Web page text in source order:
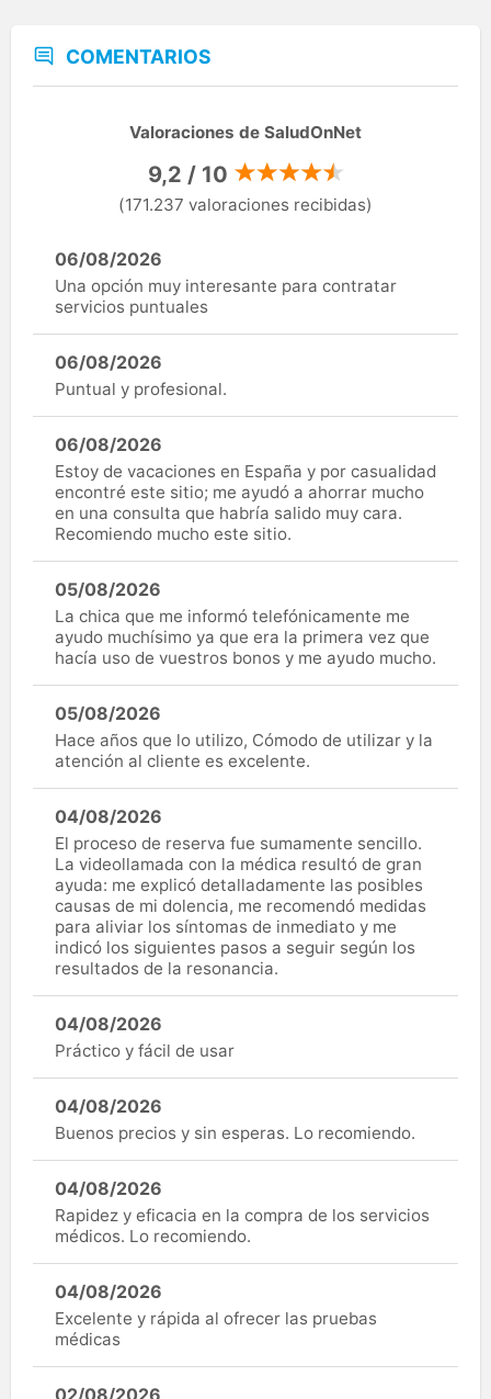
COMENTARIOS
Valoraciones de SaludOnNet
9,2 / 10
(171.237 valoraciones recibidas)
06/08/2026
Una opción muy interesante para contratar
servicios puntuales
06/08/2026
Puntual y profesional.
06/08/2026
Estoy de vacaciones en España y por casualidad
encontré este sitio; me ayudó a ahorrar mucho
en una consulta que habría salido muy cara.
Recomiendo mucho este sitio.
05/08/2026
La chica que me informó telefónicamente me
ayudo muchísimo ya que era la primera vez que
hacía uso de vuestros bonos y me ayudo mucho.
05/08/2026
Hace años que lo utilizo, Cómodo de utilizar y la
atención al cliente es excelente.
04/08/2026
El proceso de reserva fue sumamente sencillo.
La videollamada con la médica resultó de gran
ayuda: me explicó detalladamente las posibles
causas de mi dolencia, me recomendó medidas
para aliviar los síntomas de inmediato y me
indicó los siguientes pasos a seguir según los
resultados de la resonancia.
04/08/2026
Práctico y fácil de usar
04/08/2026
Buenos precios y sin esperas. Lo recomiendo.
04/08/2026
Rapidez y eficacia en la compra de los servicios
médicos. Lo recomiendo.
04/08/2026
Excelente y rápida al ofrecer las pruebas
médicas
02/08/2026